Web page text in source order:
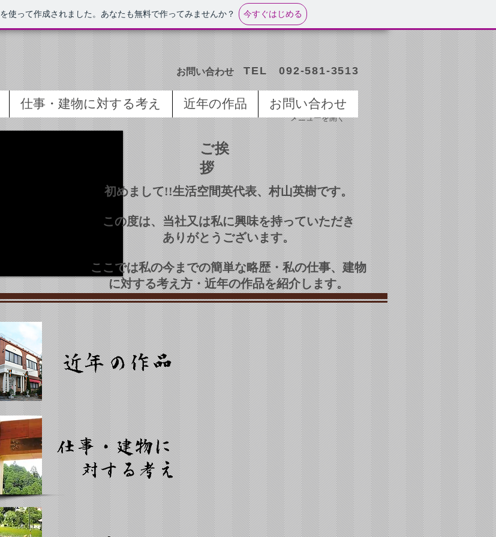
を使って作成されました。あなたも無料で作ってみませんか？ 今すぐはじめる
メニューを開く
仕事・建物に対する考え 近年の作品 お問い合わせ
お問い合わせ TEL 092-581-3513
初めまして!!生活空間英代表、村山英樹です。
この度は、当社又は私に興味を持っていただき
ありがとうございます。
ここでは私の今までの簡単な略歴・私の仕事、建物
に対する考え方・近年の作品を紹介します。
ご挨
拶